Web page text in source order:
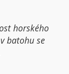
horského
batohu se